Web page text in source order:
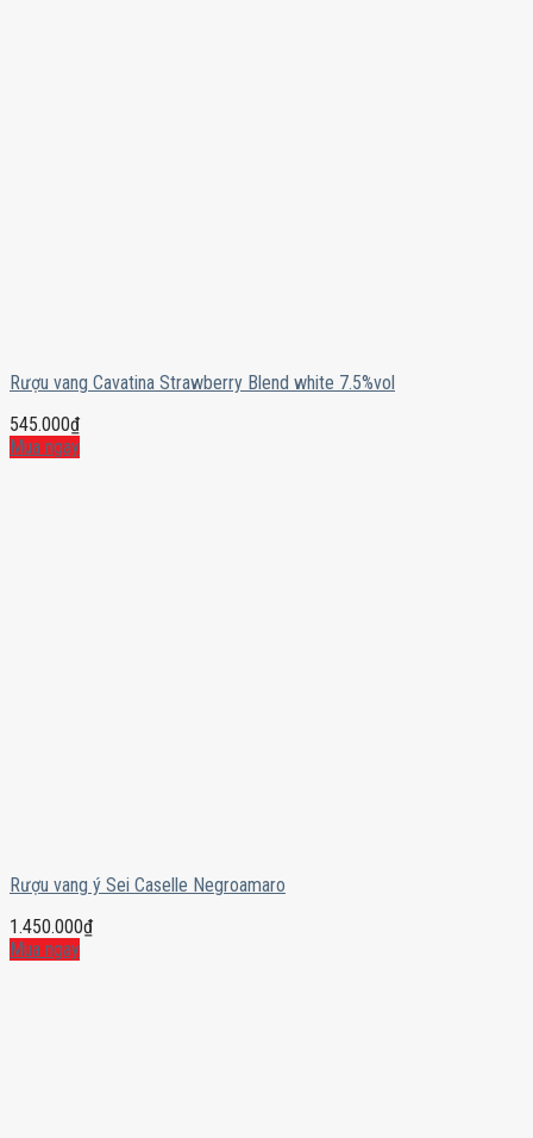
Rượu vang Cavatina Strawberry Blend white 7.5%vol
545.000₫
Mua ngay
Rượu vang ý Sei Caselle Negroamaro
1.450.000₫
Mua ngay